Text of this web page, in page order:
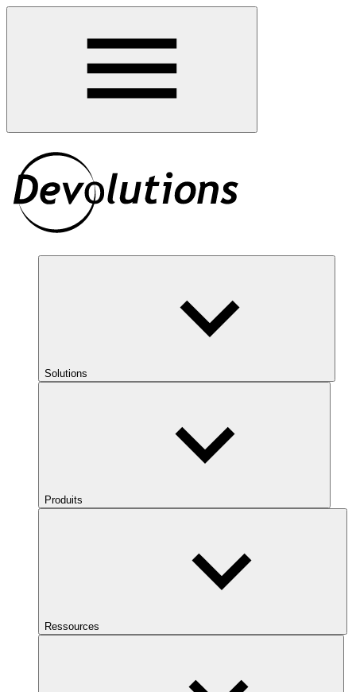
Solutions
Produits
Ressources